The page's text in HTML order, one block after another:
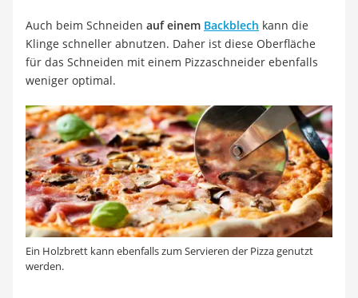
Auch beim Schneiden auf einem Backblech kann die
Klinge schneller abnutzen. Daher ist diese Oberfläche
für das Schneiden mit einem Pizzaschneider ebenfalls
weniger optimal.
Ein Holzbrett kann ebenfalls zum Servieren der Pizza genutzt
werden.